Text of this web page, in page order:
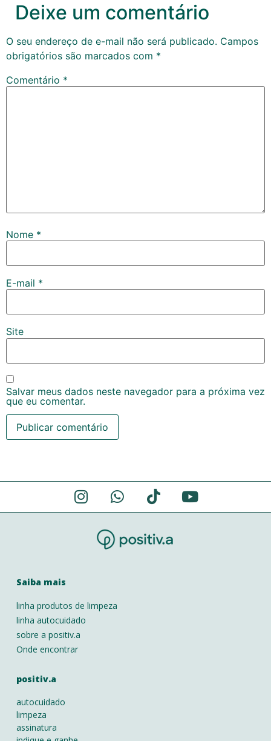
Deixe um comentário
O seu endereço de e-mail não será publicado. Campos
obrigatórios são marcados com *
Comentário *
Nome *
E-mail *
Site
Salvar meus dados neste navegador para a próxima vez
que eu comentar.
Alternative:
Saiba mais
linha produtos de limpeza
linha autocuidado
sobre a positiv.a
Onde encontrar
positiv.a
autocuidado
limpeza
assinatura